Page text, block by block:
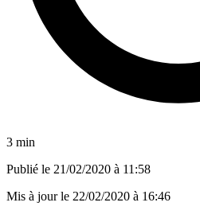
3 min
Publié le 21/02/2020 à 11:58
Mis à jour le 22/02/2020 à 16:46